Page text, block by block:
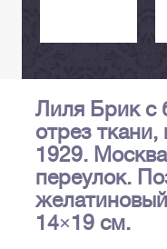
Лиля Брик с
отрез
1929.
переулок.
14×19 см.